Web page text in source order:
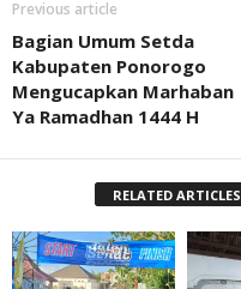
Previous article
Bagian Umum Setda
Kabupaten Ponorogo
Mengucapkan Marhaban
Ya Ramadhan 1444 H
RELATED ARTICLES